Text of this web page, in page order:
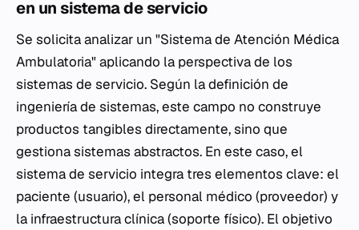
en un sistema de servicio
Se solicita analizar un "Sistema de Atención Médica
Ambulatoria" aplicando la perspectiva de los
sistemas de servicio. Según la definición de
ingeniería de sistemas, este campo no construye
productos tangibles directamente, sino que
gestiona sistemas abstractos. En este caso, el
sistema de servicio integra tres elementos clave: el
paciente (usuario), el personal médico (proveedor) y
la infraestructura clínica (soporte físico). El objetivo